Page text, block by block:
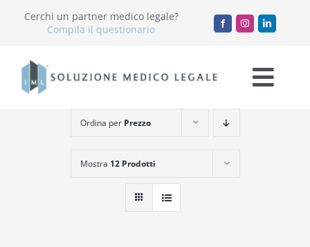
Cerchi un partner medico legale?
Compila il questionario
Chi Siamo
Servizi
Accademia
Ordina per Prezzo
Mostra 12 Prodotti